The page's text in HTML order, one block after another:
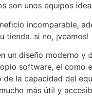
son unos equipos
incomparable,
tienda. si no, ¡veamos!
un diseño moderno y
software, el como
de la capacidad del
más útil y